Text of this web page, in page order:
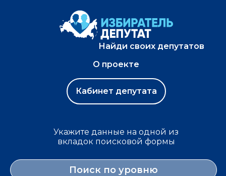
Найди своих депутатов
О проекте
Кабинет депутата
Укажите данные на одной из
вкладок поисковой формы
Поиск по уровню